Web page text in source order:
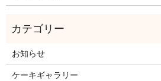
お知らせ
ケーキギャラリー